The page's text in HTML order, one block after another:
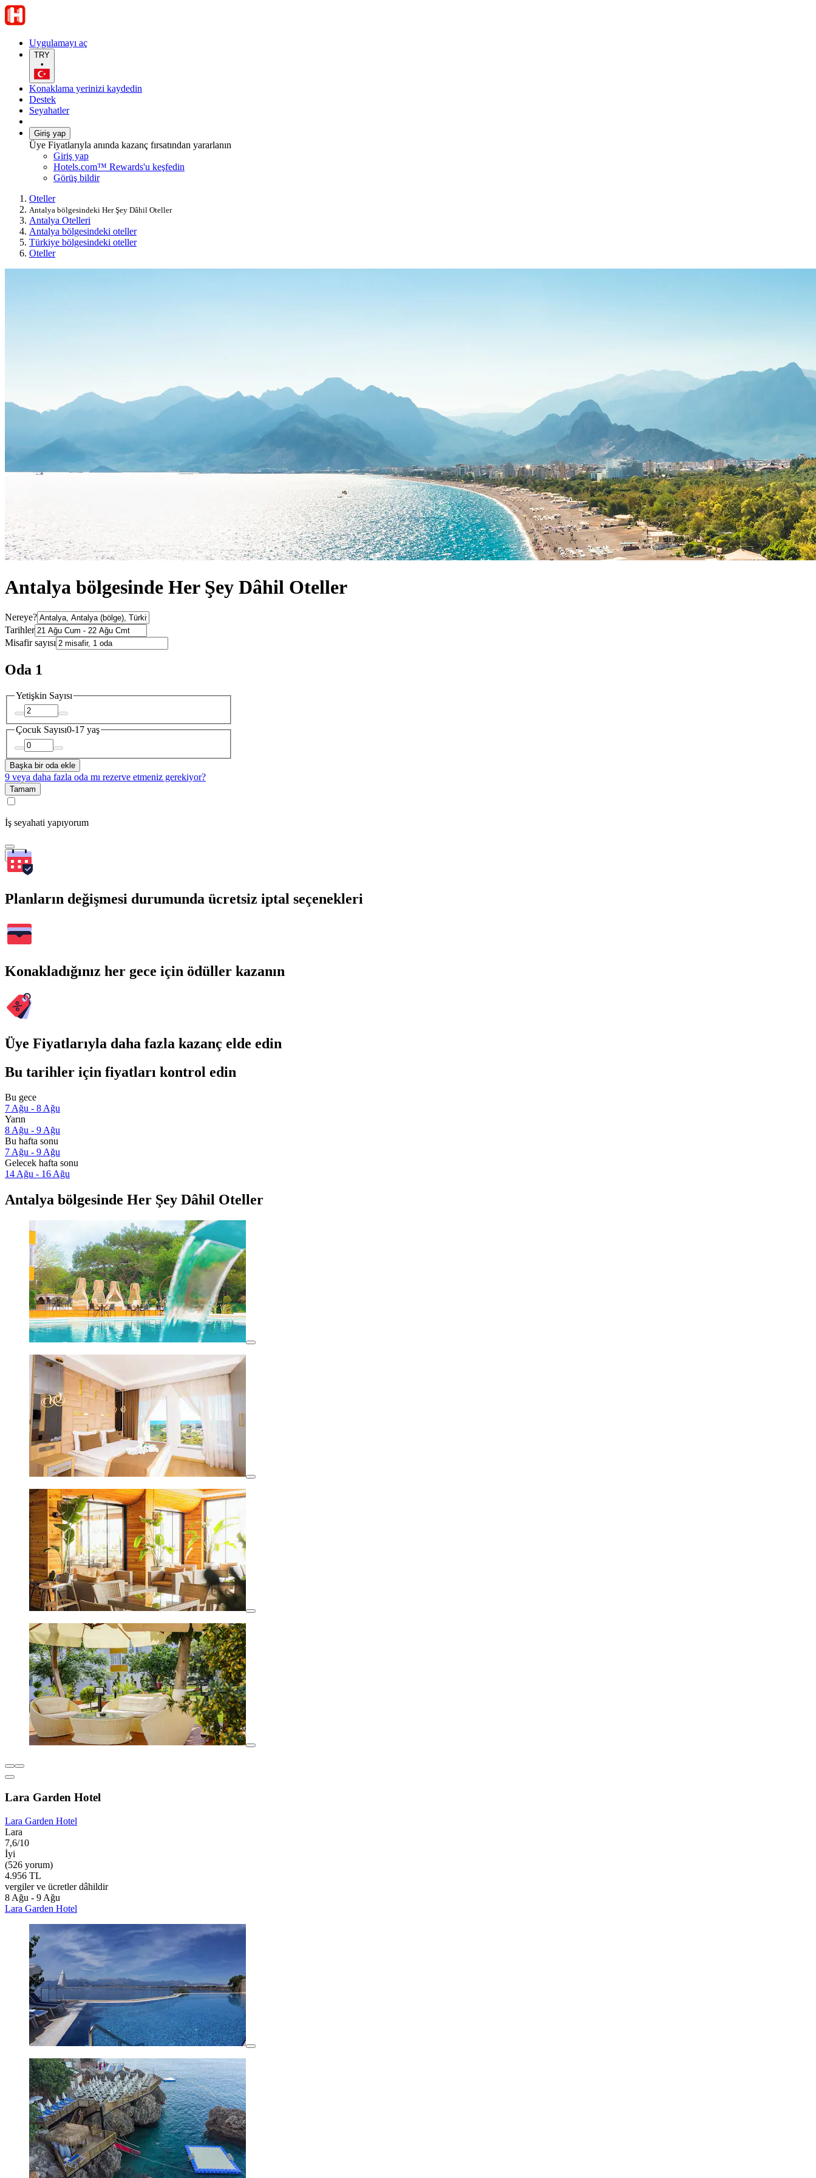
Uygulamayı aç
TRY
•
Konaklama yerinizi kaydedin
Destek
Seyahatler
Giriş yap
Üye Fiyatlarıyla anında kazanç fırsatından yararlanın
Giriş yap
Hotels.com™ Rewards'u keşfedin
Görüş bildir
Oteller
Antalya bölgesindeki Her Şey Dâhil Oteller
Antalya Otelleri
Antalya bölgesindeki oteller
Türkiye bölgesindeki oteller
Oteller
Antalya bölgesinde Her Şey Dâhil Oteller
Nereye?
Tarihler
Misafir sayısı
Oda 1
Yetişkin Sayısı
Çocuk Sayısı0-17 yaş
Başka bir oda ekle
9 veya daha fazla oda mı rezerve etmeniz gerekiyor?
Tamam
İş seyahati yapıyorum
Ara
Planların değişmesi durumunda ücretsiz iptal seçenekleri
Konakladığınız her gece için ödüller kazanın
Üye Fiyatlarıyla daha fazla kazanç elde edin
Bu tarihler için fiyatları kontrol edin
Bu gece
7 Ağu - 8 Ağu
Yarın
8 Ağu - 9 Ağu
Bu hafta sonu
7 Ağu - 9 Ağu
Gelecek hafta sonu
14 Ağu - 16 Ağu
Antalya bölgesinde Her Şey Dâhil Oteller
Lara Garden Hotel
Lara Garden Hotel
Lara
7,6/10
İyi
(526 yorum)
4.956 TL
vergiler ve ücretler dâhildir
8 Ağu - 9 Ağu
Lara Garden Hotel